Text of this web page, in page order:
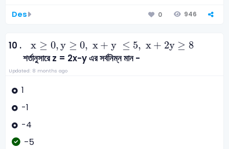
Des 0 946
10 . x ≥ 0,y ≥ 0, x + y ≤ 5, x + 2y ≥ 8
x≥0 y ≥0 ,x +y ≤ 5 x+ 2y≥ 8
শর্তানুসারে z = 2x-y এর সর্বনিম্ন মান -
Updated: 8 months ago
1
-1
-4
-5